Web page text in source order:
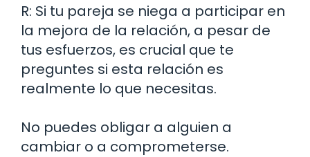
R: Si tu pareja se niega a participar en
la mejora de la relación, a pesar de
tus esfuerzos, es crucial que te
preguntes si esta relación es
realmente lo que necesitas.
No puedes obligar a alguien a
cambiar o a comprometerse.